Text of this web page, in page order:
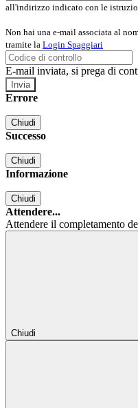
all'indirizzo indicato con le
Non hai una e-mail associata al
tramite la Login Spaggiari
E-mail inviata, si prega di
Errore
Chiudi
Successo
Chiudi
Informazione
Chiudi
Attendere...
Attendere il completamento
Chiudi